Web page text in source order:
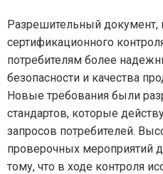
Разрешительный документ,
сертификационного
потребителям более
безопасности и качества
Новые требования были
стандартов, которые
запросов потребителей.
проверочных мероприятий
тому, что в ходе контроля